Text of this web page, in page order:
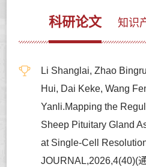
科研论文 知识
Li Shanglai, Zhao
Hui, Dai Keke, Wang
Yanli.Mapping the
Sheep Pituitary Gland
at Single-Cell
JOURNAL,2026,4(40)(